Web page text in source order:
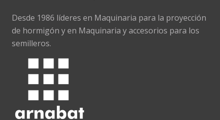
Desde 1986 líderes en Maquinaria para la proyección
de hormigón y en Maquinaria y accesorios para los
semilleros.